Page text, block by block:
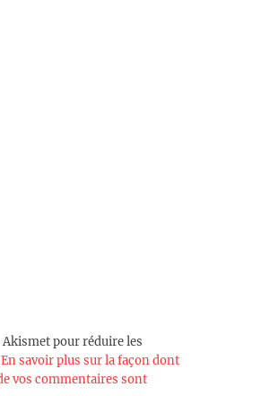
Akismet pour réduire les
En savoir plus sur la façon dont
vos commentaires sont